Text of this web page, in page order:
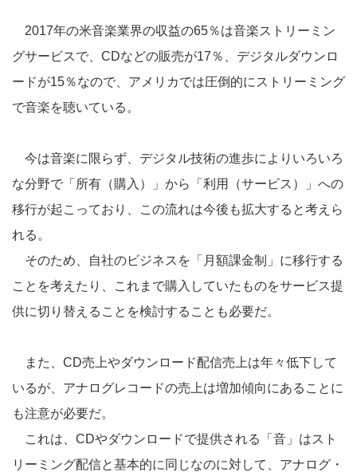
2017年の米音楽業界の収益の65％は音楽ストリーミン
グサービスで、CDなどの販売が17％、デジタルダウンロ
ードが15％なので、アメリカでは圧倒的にストリーミング
で音楽を聴いている。
今は音楽に限らず、デジタル技術の進歩によりいろいろ
な分野で「所有（購入）」から「利用（サービス）」への
移行が起こっており、この流れは今後も拡大すると考えら
れる。
そのため、自社のビジネスを「月額課金制」に移行する
ことを考えたり、これまで購入していたものをサービス提
供に切り替えることを検討することも必要だ。
また、CD売上やダウンロード配信売上は年々低下して
いるが、アナログレコードの売上は増加傾向にあることに
も注意が必要だ。
これは、CDやダウンロードで提供される「音」はスト
リーミング配信と基本的に同じなのに対して、アナログ・